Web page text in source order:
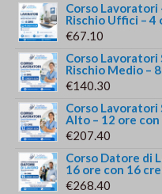
Corso Lavoratori
Rischio Uffici – 4
€67.10
Corso Lavoratori
Rischio Medio –
€140.30
Corso Lavoratori
Alto – 12 ore
€207.40
Corso Datore di
16 ore con 16
€268.40